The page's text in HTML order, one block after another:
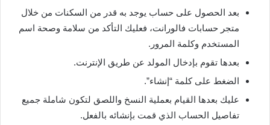
بعد الحصول على حساب يوجد به قدر من السكنات من خلال
متجر حسابات فالورانت، فعليك التأكد من سلامة وصحة اسم
المستخدم وكلمة المرور.
بعدها تقوم بإدخال المولد عن طريق الإنترنت.
الضغط على كلمة “إنشاء”.
عليك بعدها القيام بعملية النسخ واللصق لتكون شاملة جميع
تفاصيل الحساب الذي قمت بإنشائه بالفعل.